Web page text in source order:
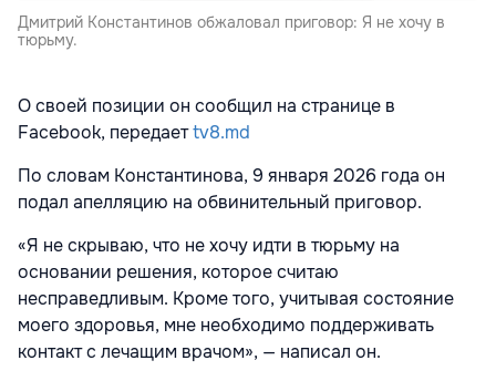
Дмитрий Константинов обжаловал приговор: Я не хочу в
тюрьму.
О своей позиции он сообщил на странице в
Facebook, передаетtv8.md
По словам Константинова, 9 января 2026 года он
подал апелляцию на обвинительный приговор.
«Я не скрываю, что не хочу идти в тюрьму на
основании решения, которое считаю
несправедливым. Кроме того, учитывая состояние
моего здоровья, мне необходимо поддерживать
контакт с лечащим врачом», — написал он.